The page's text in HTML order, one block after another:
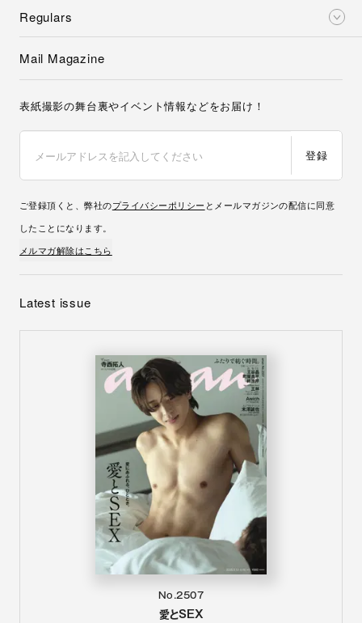
Regulars
Mail Magazine
表紙撮影の舞台裏やイベント情報などをお届け！
登録
ご登録頂くと、弊社のプライバシーポリシー とメールマガジンの配信に同意
したことになります。
メルマガ解除はこちら
Latest issue
No.2507
愛とSEX